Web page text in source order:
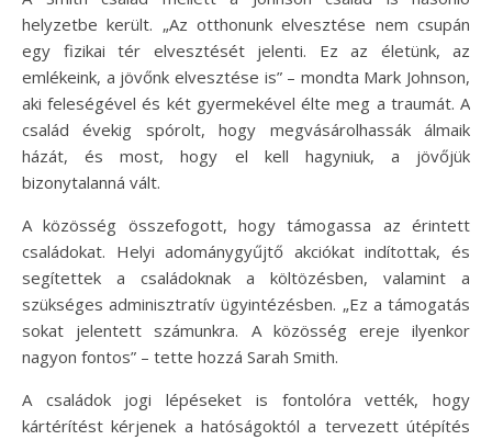
helyzetbe került. „Az otthonunk elvesztése nem csupán
egy fizikai tér elvesztését jelenti. Ez az életünk, az
emlékeink, a jövőnk elvesztése is” – mondta Mark Johnson,
aki feleségével és két gyermekével élte meg a traumát. A
család évekig spórolt, hogy megvásárolhassák álmaik
házát, és most, hogy el kell hagyniuk, a jövőjük
bizonytalanná vált.
A közösség összefogott, hogy támogassa az érintett
családokat. Helyi adománygyűjtő akciókat indítottak, és
segítettek a családoknak a költözésben, valamint a
szükséges adminisztratív ügyintézésben. „Ez a támogatás
sokat jelentett számunkra. A közösség ereje ilyenkor
nagyon fontos” – tette hozzá Sarah Smith.
A családok jogi lépéseket is fontolóra vették, hogy
kártérítést kérjenek a hatóságoktól a tervezett útépítés